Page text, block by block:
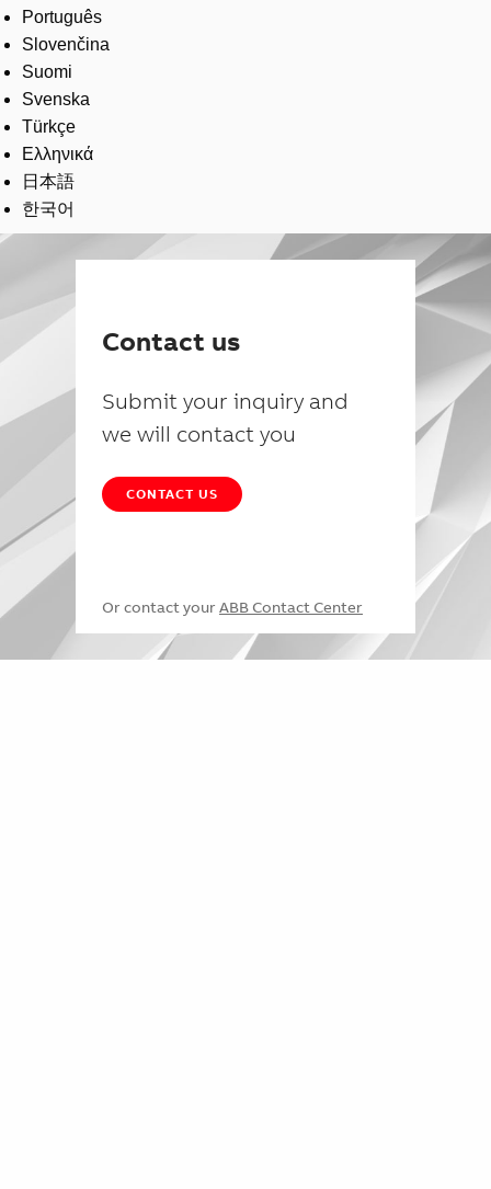
Português
Slovenčina
Suomi
Svenska
Türkçe
Ελληνικά
日本語
한국어
Contact us
Submit your inquiry and
we will contact you
CONTACT US
Or contact your ABB Contact Center